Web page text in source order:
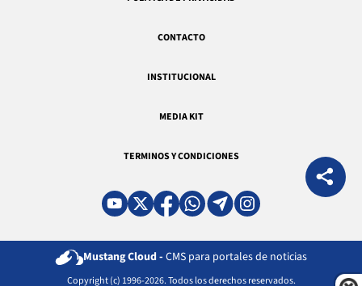
CONTACTO
INSTITUCIONAL
MEDIA KIT
TERMINOS Y CONDICIONES
Mustang Cloud - CMS para portales de noticias
Copyright (c) 1996-2026. Todos los derechos reservados.